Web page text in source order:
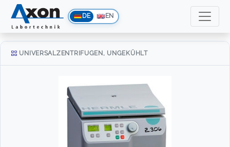
DE EN
UNIVERSALZENTRIFUGEN, UNGEKÜHLT